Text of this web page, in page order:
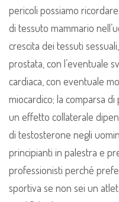
pericoli possiamo
di tessuto mammario
crescita dei tessuti
prostata, con l’eventuale
cardiaca, con eventuale
miocardico; la comparsa
un effetto collaterale
di testosterone negli
principianti in palestra e
professionisti perché
sportiva se non sei un